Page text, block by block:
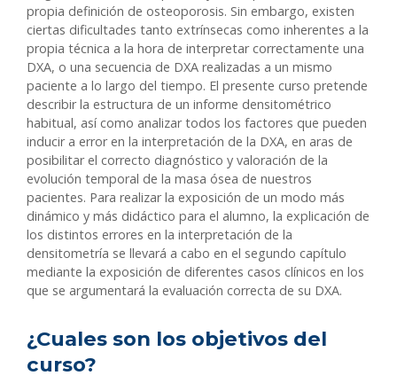
propia definición de osteoporosis. Sin embargo, existen
ciertas dificultades tanto extrínsecas como inherentes a la
propia técnica a la hora de interpretar correctamente una
DXA, o una secuencia de DXA realizadas a un mismo
paciente a lo largo del tiempo. El presente curso pretende
describir la estructura de un informe densitométrico
habitual, así como analizar todos los factores que pueden
inducir a error en la interpretación de la DXA, en aras de
posibilitar el correcto diagnóstico y valoración de la
evolución temporal de la masa ósea de nuestros
pacientes. Para realizar la exposición de un modo más
dinámico y más didáctico para el alumno, la explicación de
los distintos errores en la interpretación de la
densitometría se llevará a cabo en el segundo capítulo
mediante la exposición de diferentes casos clínicos en los
que se argumentará la evaluación correcta de su DXA.
¿Cuales son los objetivos del
curso?